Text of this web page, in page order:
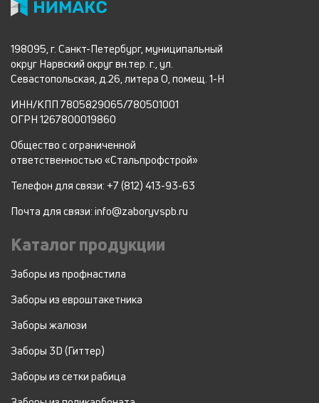
198095, г. Санкт-Петербург, муниципальный
округ Нарвский округ вн.тер. г., ул.
Севастопольская, д.26, литера О, помещ. 1-Н
ИНН/КПП 7805829065/780501001
ОГРН 1267800019860
Общество с ограниченной
ответственностью «Стальпрофстрой»
Телефон для связи: +7 (812) 413-93-63
Почта для связи: info@zaboryvspb.ru
Каталог продукции
Заборы из профнастила
Заборы из евроштакетника
Заборы жалюзи
Заборы 3D (Гиттер)
Заборы из сетки рабица